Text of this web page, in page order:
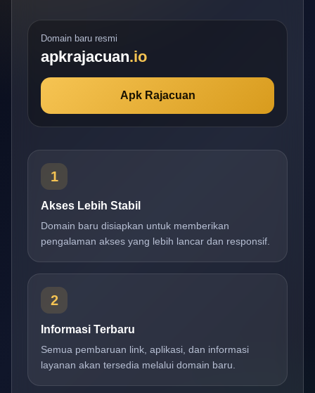
Domain baru resmi
apkrajacuan.io
Apk Rajacuan
1
Akses Lebih Stabil
Domain baru disiapkan untuk memberikan
pengalaman akses yang lebih lancar dan responsif.
2
Informasi Terbaru
Semua pembaruan link, aplikasi, dan informasi
layanan akan tersedia melalui domain baru.